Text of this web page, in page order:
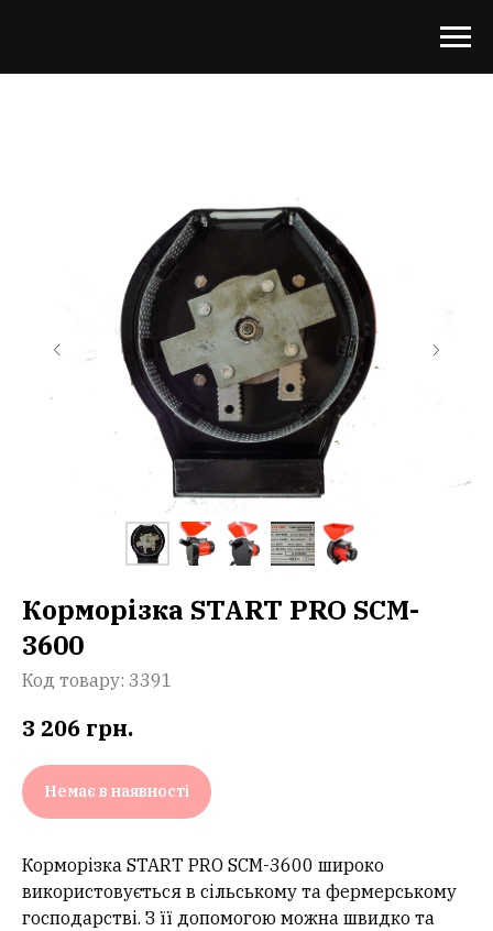
Корморізка START PRO SCM-
3600
Код товару: 3391
3 206 грн.
Немає в наявності
Корморізка START PRO SCM-3600 широко
використовується в сільському та фермерському
господарстві. З її допомогою можна швидко та